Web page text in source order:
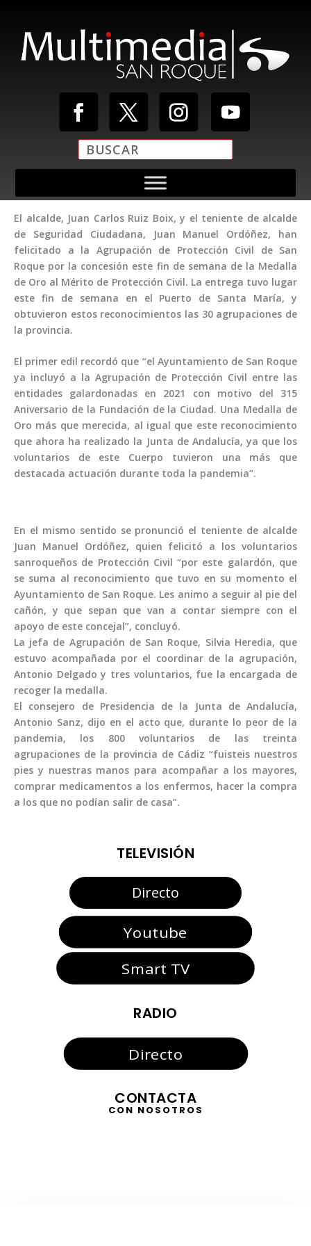
El alcalde, Juan Carlos Ruiz Boix, y el teniente de alcalde
de Seguridad Ciudadana, Juan Manuel Ordóñez, han
felicitado a la Agrupación de Protección Civil de San
Roque por la concesión este fin de semana de la Medalla
de Oro al Mérito de Protección Civil. La entrega tuvo lugar
este fin de semana en el Puerto de Santa María, y
obtuvieron estos reconocimientos las 30 agrupaciones de
la provincia.
El primer edil recordó que “el Ayuntamiento de San Roque
ya incluyó a la Agrupación de Protección Civil entre las
entidades galardonadas en 2021 con motivo del 315
Aniversario de la Fundación de la Ciudad. Una Medalla de
Oro más que merecida, al igual que este reconocimiento
que ahora ha realizado la Junta de Andalucía, ya que los
voluntarios de este Cuerpo tuvieron una más que
destacada actuación durante toda la pandemia”.
En el mismo sentido se pronunció el teniente de alcalde
Juan Manuel Ordóñez, quien felicitó a los voluntarios
sanroqueños de Protección Civil “por este galardón, que
se suma al reconocimiento que tuvo en su momento el
Ayuntamiento de San Roque. Les animo a seguir al pie del
cañón, y que sepan que van a contar siempre con el
apoyo de este concejal”, concluyó.
La jefa de Agrupación de San Roque, Silvia Heredia, que
estuvo acompañada por el coordinar de la agrupación,
Antonio Delgado y tres voluntarios, fue la encargada de
recoger la medalla.
El consejero de Presidencia de la Junta de Andalucía,
Antonio Sanz, dijo en el acto que, durante lo peor de la
pandemia, los 800 voluntarios de las treinta
agrupaciones de la provincia de Cádiz “fuisteis nuestros
pies y nuestras manos para acompañar a los mayores,
comprar medicamentos a los enfermos, hacer la compra
a los que no podían salir de casa”.
TELEVISIÓN
Directo
Youtube
Smart TV
RADIO
Directo
CONTACTA
CON NOSOTROS